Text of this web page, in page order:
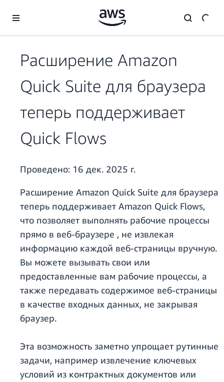
Перейти к главному контенту
Расширение Amazon
Quick Suite для браузера
теперь поддерживает
Quick Flows
Проведено: 16 дек. 2025 г.
Расширение Amazon Quick Suite для браузера
теперь поддерживает Amazon Quick Flows,
что позволяет выполнять рабочие процессы
прямо в веб-браузере , не извлекая
информацию каждой веб-страницы вручную.
Вы можете вызывать свои или
предоставленные вам рабочие процессы, а
также передавать содержимое веб-страницы
в качестве входных данных, не закрывая
браузер.
Эта возможность заметно упрощает рутинные
задачи, например извлечение ключевых
условий из контрактных документов или